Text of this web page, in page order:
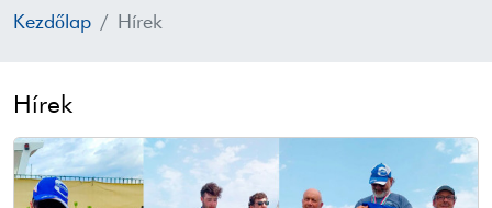
Kezdőlap Hírek
Hírek